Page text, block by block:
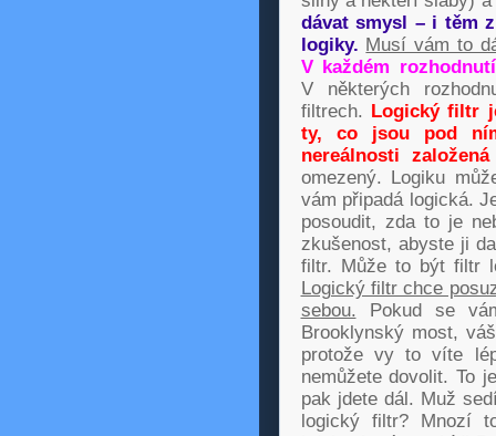
dávat smysl – i těm
logiky. Musí vám to
V každém
V některých
filtrech. Logický filtr
ty, co jsou pod
nereálnosti
omezený. Logiku
vám připadá logická.
posoudit, zda to je
zkušenost, abyste ji
filtr. Může to být filtr
Logický filtr chce
sebou. Pokud se
Brooklynský most,
protože vy to víte
nemůžete dovolit. To
pak jdete dál. Muž
logický filtr? Mnozí